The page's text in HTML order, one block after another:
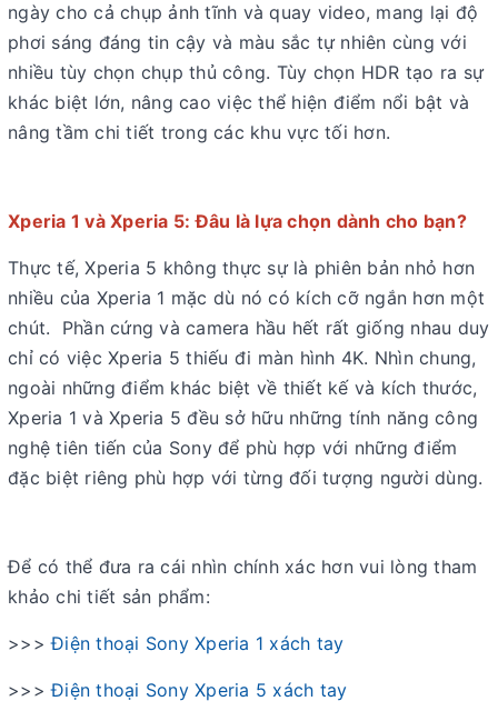
ngày cho cả chụp ảnh tĩnh và quay video, mang lại độ
phơi sáng đáng tin cậy và màu sắc tự nhiên cùng với
nhiều tùy chọn chụp thủ công. Tùy chọn HDR tạo ra sự
khác biệt lớn, nâng cao việc thể hiện điểm nổi bật và
nâng tầm chi tiết trong các khu vực tối hơn.
Xperia 1 và Xperia 5: Đâu là lựa chọn dành cho bạn?
Thực tế, Xperia 5 không thực sự là phiên bản nhỏ hơn
nhiều của Xperia 1 mặc dù nó có kích cỡ ngắn hơn một
chút. Phần cứng và camera hầu hết rất giống nhau duy
chỉ có việc Xperia 5 thiếu đi màn hình 4K. Nhìn chung,
ngoài những điểm khác biệt về thiết kế và kích thước,
Xperia 1 và Xperia 5 đều sở hữu những tính năng công
nghệ tiên tiến của Sony để phù hợp với những điểm
đặc biệt riêng phù hợp với từng đối tượng người dùng.
Để có thể đưa ra cái nhìn chính xác hơn vui lòng tham
khảo chi tiết sản phẩm:
>>>Điện thoại Sony Xperia 1 xách tay
>>>Điện thoại Sony Xperia 5 xách tay